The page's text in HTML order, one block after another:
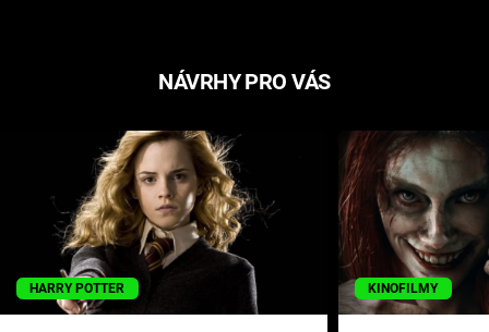
NÁVRHY PRO VÁS
HARRY POTTER KINOFILMY